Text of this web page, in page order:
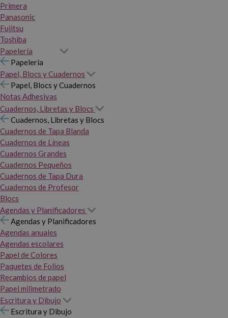
Primera
Panasonic
Fujitsu
Toshiba
Papelería
Papelería
Papel, Blocs y Cuadernos
Papel, Blocs y Cuadernos
Notas Adhesivas
Cuadernos, Libretas y Blocs
Cuadernos, Libretas y Blocs
Cuadernos de Tapa Blanda
Cuadernos de Líneas
Cuadernos Grandes
Cuadernos Pequeños
Cuadernos de Tapa Dura
Cuadernos de Profesor
Blocs
Agendas y Planificadores
Agendas y Planificadores
Agendas anuales
Agendas escolares
Papel de Colores
Paquetes de Folios
Recambios de papel
Papel milimetrado
Escritura y Dibujo
Escritura y Dibujo